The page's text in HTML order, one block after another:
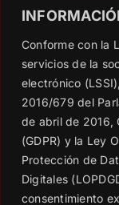
Conforme con la
servicios de la
electrónico
2016/679 del
de abril de 2016,
(GDPR) y la Ley
Protección de
Digitales
consentimiento
© Copyright
Aviso Legal|
privacidad|